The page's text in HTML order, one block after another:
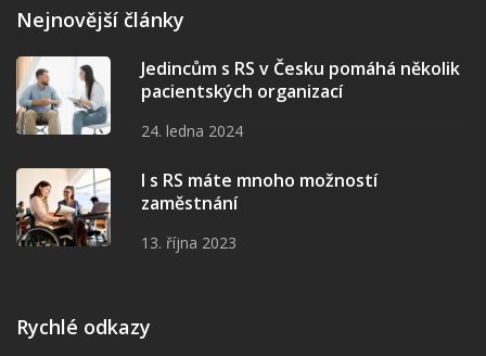
Nejnovější články
Jedincům s RS v Česku pomáhá několik
pacientských organizací
24. ledna 2024
I s RS máte mnoho možností
zaměstnání
13. října 2023
Rychlé odkazy